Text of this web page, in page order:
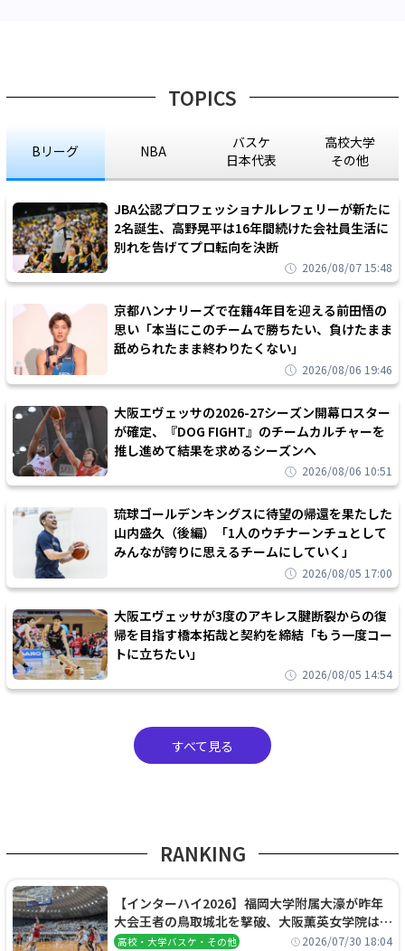
TOPICS
Bリーグ NBA
バスケ
日本代表
高校大学
その他
JBA公認プロフェッショナルレフェリーが新たに
2名誕生、高野晃平は16年間続けた会社員生活に
別れを告げてプロ転向を決断
2026/08/07 15:48
京都ハンナリーズで在籍4年目を迎える前田悟の
思い「本当にこのチームで勝ちたい、負けたまま
舐められたまま終わりたくない」
2026/08/06 19:46
大阪エヴェッサの2026-27シーズン開幕ロスター
が確定、『DOG FIGHT』のチームカルチャーを
推し進めて結果を求めるシーズンへ
2026/08/06 10:51
琉球ゴールデンキングスに待望の帰還を果たした
山内盛久（後編）「1人のウチナーンチュとして
みんなが誇りに思えるチームにしていく」
2026/08/05 17:00
大阪エヴェッサが3度のアキレス腱断裂からの復
帰を目指す橋本拓哉と契約を締結「もう一度コー
トに立ちたい」
2026/08/05 14:54
すべて見る
RANKING
【インターハイ2026】福岡大学附属大濠が昨年
大会王者の鳥取城北を撃破、大阪薫英女学院は岐
阜女子に完勝、大会3日目試合結果
高校・大学バスケ・その他 2026/07/30 18:04